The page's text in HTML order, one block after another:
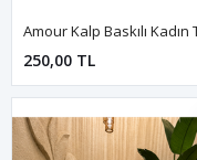
250,00 TL